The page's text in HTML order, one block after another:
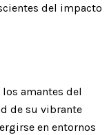
del impacto
amantes del
de su vibrante
en entornos